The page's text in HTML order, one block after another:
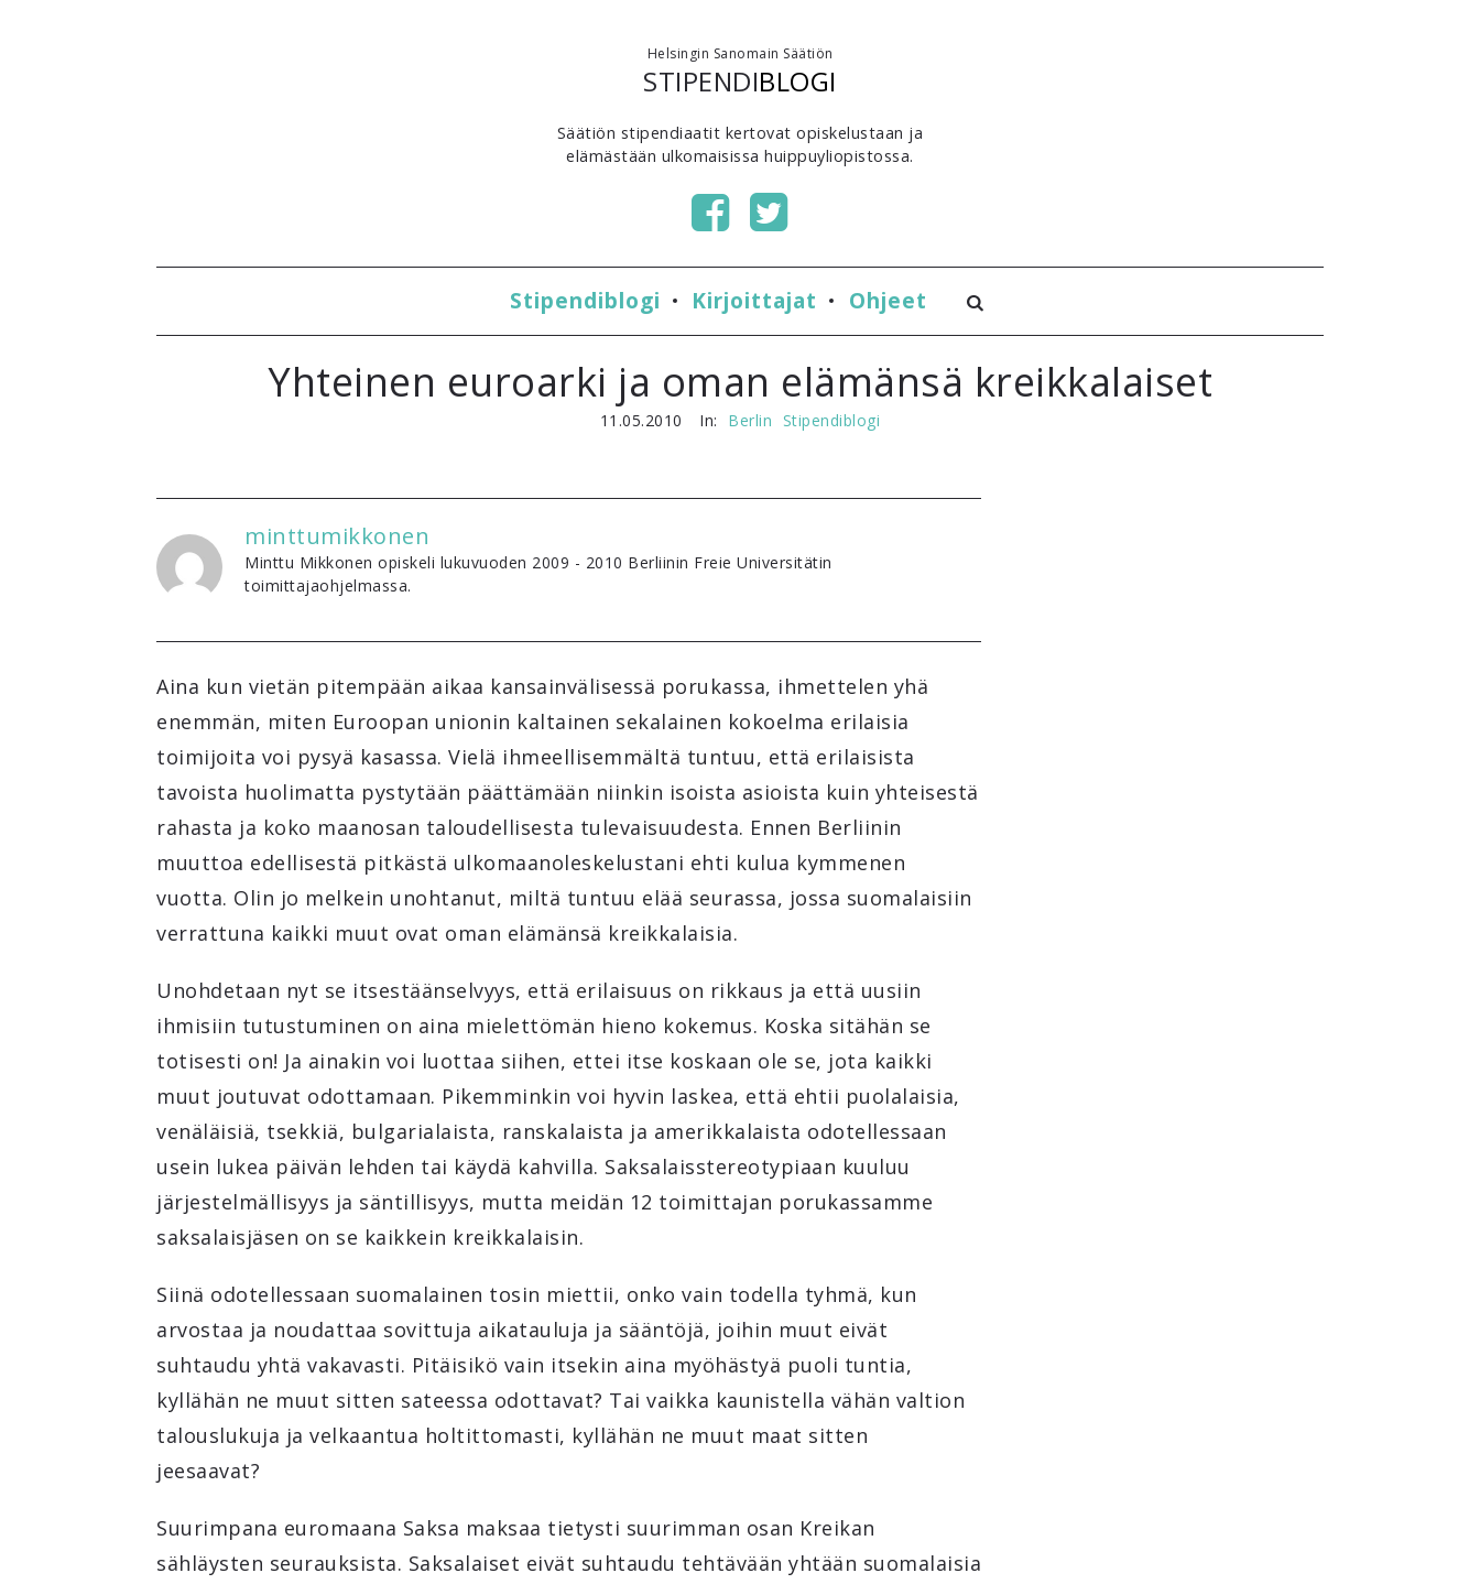
Helsingin Sanomain Säätiön
STIPENDIBLOGI
Säätiön stipendiaatit kertovat opiskelustaan ja
elämästään ulkomaisissa huippuyliopistossa.
Stipendiblogi Kirjoittajat Ohjeet
Yhteinen euroarki ja oman elämänsä kreikkalaiset
11.05.2010 In: Berlin Stipendiblogi
minttumikkonen
Minttu Mikkonen opiskeli lukuvuoden 2009 - 2010 Berliinin Freie Universitätin
toimittajaohjelmassa.
Aina kun vietän pitempään aikaa kansainvälisessä porukassa, ihmettelen yhä
enemmän, miten Euroopan unionin kaltainen sekalainen kokoelma erilaisia
toimijoita voi pysyä kasassa. Vielä ihmeellisemmältä tuntuu, että erilaisista
tavoista huolimatta pystytään päättämään niinkin isoista asioista kuin yhteisestä
rahasta ja koko maanosan taloudellisesta tulevaisuudesta. Ennen Berliinin
muuttoa edellisestä pitkästä ulkomaanoleskelustani ehti kulua kymmenen
vuotta. Olin jo melkein unohtanut, miltä tuntuu elää seurassa, jossa suomalaisiin
verrattuna kaikki muut ovat oman elämänsä kreikkalaisia.
Unohdetaan nyt se itsestäänselvyys, että erilaisuus on rikkaus ja että uusiin
ihmisiin tutustuminen on aina mielettömän hieno kokemus. Koska sitähän se
totisesti on! Ja ainakin voi luottaa siihen, ettei itse koskaan ole se, jota kaikki
muut joutuvat odottamaan. Pikemminkin voi hyvin laskea, että ehtii puolalaisia,
venäläisiä, tsekkiä, bulgarialaista, ranskalaista ja amerikkalaista odotellessaan
usein lukea päivän lehden tai käydä kahvilla. Saksalaisstereotypiaan kuuluu
järjestelmällisyys ja säntillisyys, mutta meidän 12 toimittajan porukassamme
saksalaisjäsen on se kaikkein kreikkalaisin.
Siinä odotellessaan suomalainen tosin miettii, onko vain todella tyhmä, kun
arvostaa ja noudattaa sovittuja aikatauluja ja sääntöjä, joihin muut eivät
suhtaudu yhtä vakavasti. Pitäisikö vain itsekin aina myöhästyä puoli tuntia,
kyllähän ne muut sitten sateessa odottavat? Tai vaikka kaunistella vähän valtion
talouslukuja ja velkaantua holtittomasti, kyllähän ne muut maat sitten
jeesaavat?
Suurimpana euromaana Saksa maksaa tietysti suurimman osan Kreikan
sähläysten seurauksista. Saksalaiset eivät suhtaudu tehtävään yhtään suomalaisia